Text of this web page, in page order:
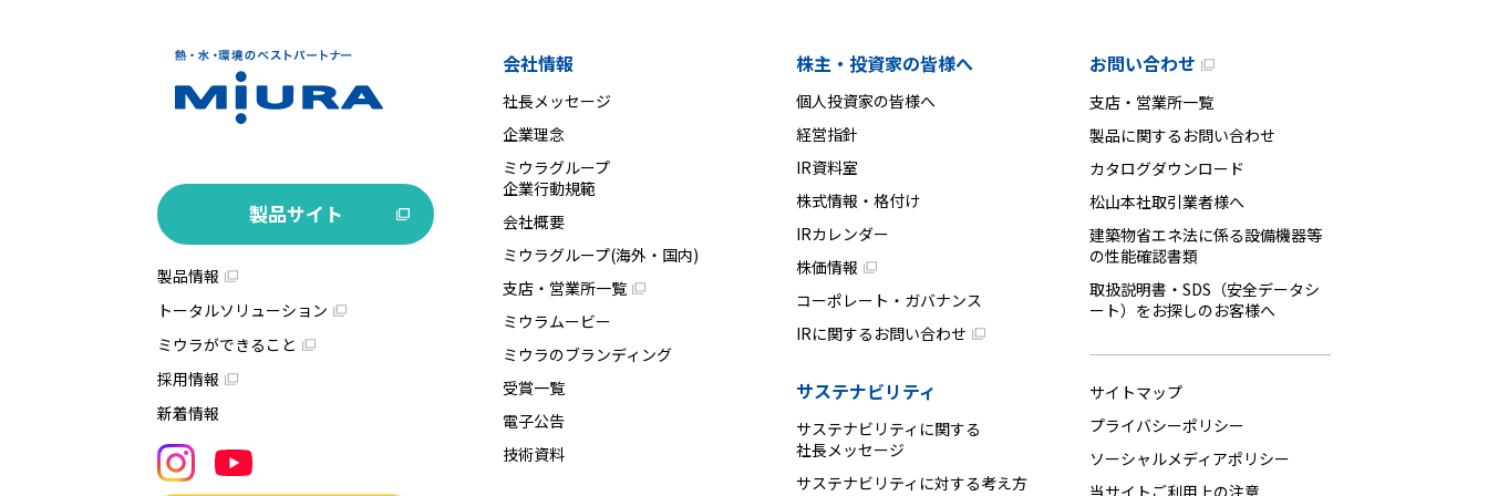
製品サイト
製品情報
トータルソリューション
ミウラができること
採用情報
新着情報
会社情報
社長メッセージ
企業理念
ミウラグループ
企業行動規範
会社概要
ミウラグループ(海外・国内)
支店・営業所一覧
ミウラムービー
ミウラのブランディング
受賞一覧
電子公告
技術資料
株主・投資家の皆様へ
個人投資家の皆様へ
経営指針
IR資料室
株式情報・格付け
IRカレンダー
株価情報
コーポレート・ガバナンス
IRに関するお問い合わせ
サステナビリティ
サステナビリティに関する
社長メッセージ
サステナビリティに対する考え方
お問い合わせ
支店・営業所一覧
製品に関するお問い合わせ
カタログダウンロード
松山本社取引業者様へ
建築物省エネ法に係る設備機器等
の性能確認書類
取扱説明書・SDS（安全データシ
ート）をお探しのお客様へ
サイトマップ
プライバシーポリシー
ソーシャルメディアポリシー
当サイトご利用上の注意